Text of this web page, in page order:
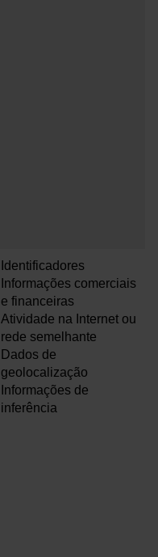
Identificadores
Informações comerciais
e financeiras
Atividade na Internet ou
rede semelhante
Dados de
geolocalização
Informações de
inferência